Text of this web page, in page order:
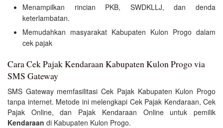
Menampilkan rincian PKB, SWDKLLJ, dan denda
keterlambatan.
Memudahkan masyarakat Kabupaten Kulon Progo dalam
cek pajak
Cara Cek Pajak Kendaraan Kabupaten Kulon Progo via
SMS Gateway
SMS Gateway memfasilitasi Cek Pajak Kabupaten Kulon Progo
tanpa internet. Metode ini melengkapi Cek Pajak Kendaraan, Cek
Pajak Online, dan Pajak Kendaraan Online untuk pemilik
Kendaraan di Kabupaten Kulon Progo.